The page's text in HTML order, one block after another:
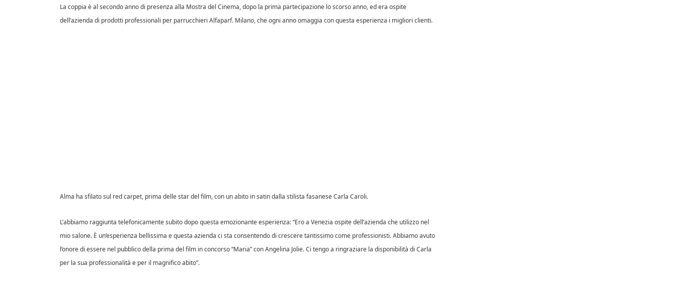
La coppia è al secondo anno di presenza alla Mostra del Cinema, dopo la prima partecipazione lo scorso anno, ed era ospite
dell’azienda di prodotti professionali per parrucchieri Alfaparf. Milano, che ogni anno omaggia con questa esperienza i migliori clienti.
Alma ha sfilato sul red carpet, prima delle star del film, con un abito in satin dalla stilista fasanese Carla Caroli.
L’abbiamo raggiunta telefonicamente subito dopo questa emozionante esperienza: “Ero a Venezia ospite dell’azienda che utilizzo nel
mio salone. È un’esperienza bellissima e questa azienda ci sta consentendo di crescere tantissimo come professionisti. Abbiamo avuto
l’onore di essere nel pubblico della prima del film in concorso “Maria” con Angelina Jolie. Ci tengo a ringraziare la disponibilità di Carla
per la sua professionalità e per il magnifico abito”.